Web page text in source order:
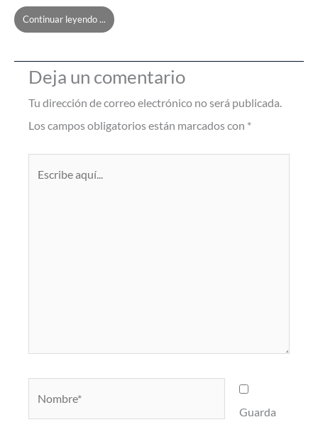
Continuar leyendo ...
Deja un comentario
Tu dirección de correo electrónico no será publicada.
Los campos obligatorios están marcados con *
Guarda